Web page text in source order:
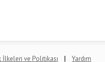
İlkeleri ve Politikası | Yardım